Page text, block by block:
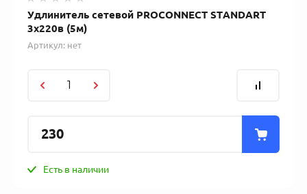
Удлинитель сетевой PROCONNECT STANDART
3x220в (5м)
Артикул: нет
230
Есть в наличии